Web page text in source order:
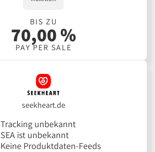
BIS ZU
70,00 %
PAY PER SALE
seekheart.de
Tracking unbekannt
SEA ist unbekannt
Keine Produktdaten-Feeds